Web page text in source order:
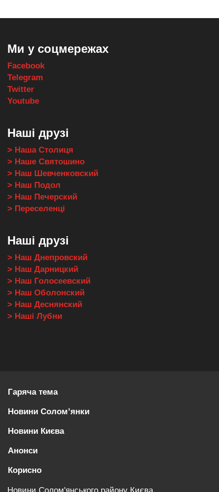
Ми у соцмережах
Facebook
Telegram
Twitter
Youtube
Наші друзі
> Наша Столиця
> Наше Святошино
> Наш Шевченковский
> Наш Подол
> Наш Печерский
> Переселенці
Наші друзі
> Наш Днепровский
> Наш Дарницкий
> Наш Голосеевский
> Наш Оболонский
> Наш Деснянский
> Наші Лубни
Гаряча тема
Новини Солом’янки
Новини Києва
Анонси
Корисно
Новини Солом'янського району Києва